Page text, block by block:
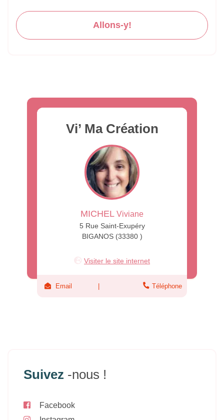
Allons-y!
Vi’ Ma Création
MICHEL Viviane
5 Rue Saint-Exupéry
BIGANOS (33380 )
Visiter le site internet
Email Téléphone
Suivez -nous !
Facebook